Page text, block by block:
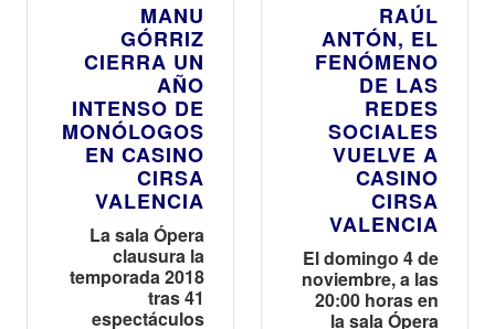
MANU
GÓRRIZ
CIERRA UN
AÑO
INTENSO DE
MONÓLOGOS
EN CASINO
CIRSA
VALENCIA
La sala Ópera
clausura la
temporada 2018
tras 41
espectáculos
RAÚL
ANTÓN, EL
FENÓMENO
DE LAS
REDES
SOCIALES
VUELVE A
CASINO
CIRSA
VALENCIA
El domingo 4 de
noviembre, a las
20:00 horas en
la sala Ópera